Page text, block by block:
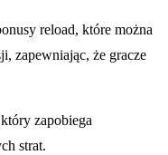
reload, które można
zapewniając, że gracze
zapobiega
strat.